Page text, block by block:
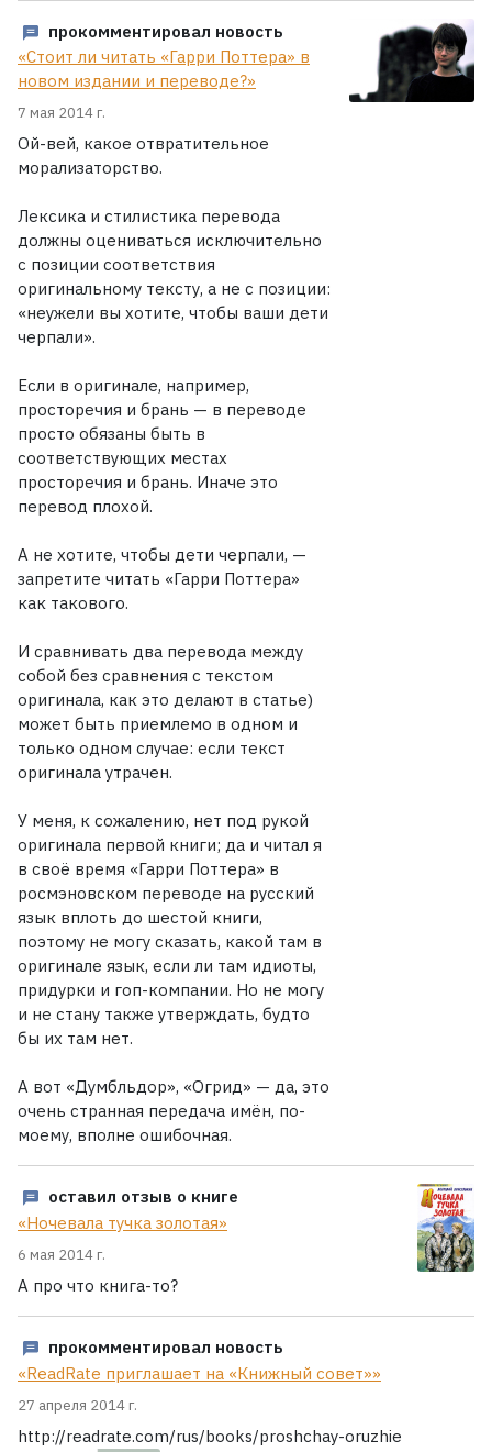
прокомментировал новость
«Стоит ли читать «Гарри Поттера» в
новом издании и переводе?»
7 мая 2014 г.
Ой-вей, какое отвратительное
морализаторство.
Лексика и стилистика перевода
должны оцениваться исключительно
с позиции соответствия
оригинальному тексту, а не с позиции:
«неужели вы хотите, чтобы ваши дети
черпали».
Если в оригинале, например,
просторечия и брань — в переводе
просто обязаны быть в
соответствующих местах
просторечия и брань. Иначе это
перевод плохой.
А не хотите, чтобы дети черпали, —
запретите читать «Гарри Поттера»
как такового.
И сравнивать два перевода между
собой без сравнения с текстом
оригинала, как это делают в статье)
может быть приемлемо в одном и
только одном случае: если текст
оригинала утрачен.
У меня, к сожалению, нет под рукой
оригинала первой книги; да и читал я
в своё время «Гарри Поттера» в
росмэновском переводе на русский
язык вплоть до шестой книги,
поэтому не могу сказать, какой там в
оригинале язык, если ли там идиоты,
придурки и гоп-компании. Но не могу
и не стану также утверждать, будто
бы их там нет.
А вот «Думбльдор», «Огрид» — да, это
очень странная передача имён, по-
моему, вполне ошибочная.
оставил отзыв о книге
«Ночевала тучка золотая»
6 мая 2014 г.
А про что книга-то?
прокомментировал новость
«ReadRate приглашает на «Книжный совет»»
27 апреля 2014 г.
http://readrate.com/rus/books/proshchay-oruzhie